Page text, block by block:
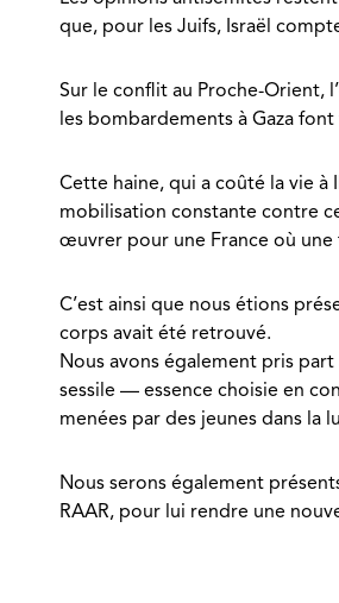
que, pour les Juifs, Israël
Sur le conflit au Proche-Orient,
les bombardements à Gaza
Cette haine, qui a coûté la vie à
mobilisation constante contre
œuvrer pour une France où
C’est ainsi que nous étions
corps avait été retrouvé.
Nous avons également pris part
sessile — essence choisie en
menées par des jeunes dans
Nous serons également
RAAR, pour lui rendre une